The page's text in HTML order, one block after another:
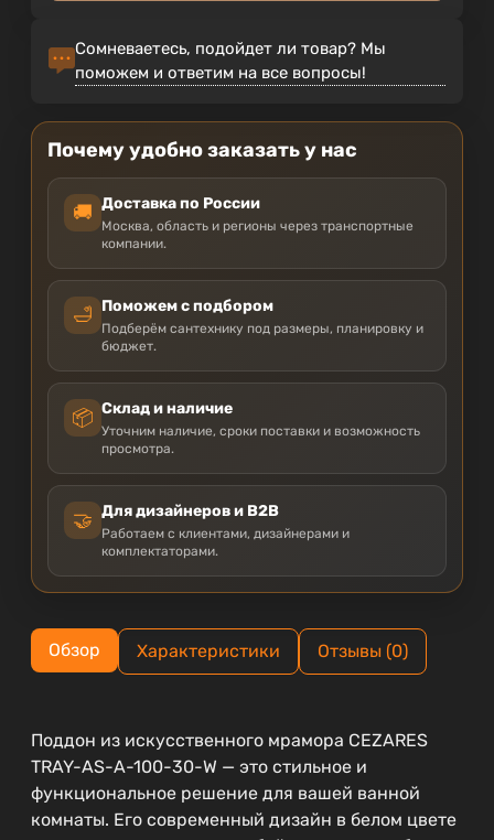
Сомневаетесь, подойдет ли товар? Мы
поможем и ответим на все вопросы!
Почему удобно заказать у нас
🚚 Доставка по России
Москва, область и регионы через транспортные
компании.
🛁 Поможем с подбором
Подберём сантехнику под размеры, планировку и
бюджет.
📦 Склад и наличие
Уточним наличие, сроки поставки и возможность
просмотра.
🤝 Для дизайнеров и B2B
Работаем с клиентами, дизайнерами и
комплектаторами.
Обзор Характеристики Отзывы (0)
Поддон из искусственного мрамора CEZARES
TRAY-AS-A-100-30-W — это стильное и
функциональное решение для вашей ванной
комнаты. Его современный дизайн в белом цвете